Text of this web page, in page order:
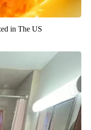
in The US